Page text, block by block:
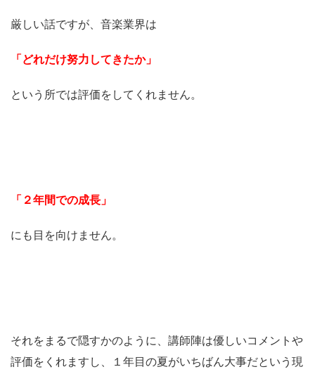
厳しい話ですが、音楽業界は
「どれだけ努力してきたか」
という所では評価をしてくれません。
「２年間での成長」
にも目を向けません。
それをまるで隠すかのように、講師陣は優しいコメントや
評価をくれますし、１年目の夏がいちばん大事だという現